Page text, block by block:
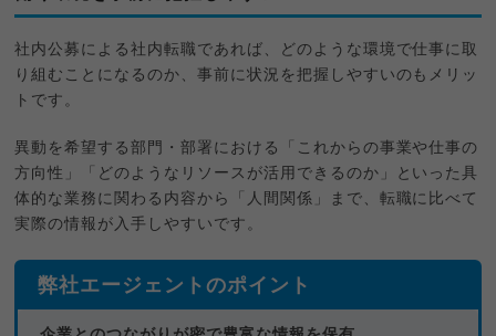
社内公募による社内転職であれば、どのような環境で仕事に取
り組むことになるのか、事前に状況を把握しやすいのもメリッ
トです。
異動を希望する部門・部署における「これからの事業や仕事の
方向性」「どのようなリソースが活用できるのか」といった具
体的な業務に関わる内容から「人間関係」まで、転職に比べて
実際の情報が入手しやすいです。
弊社エージェントのポイント